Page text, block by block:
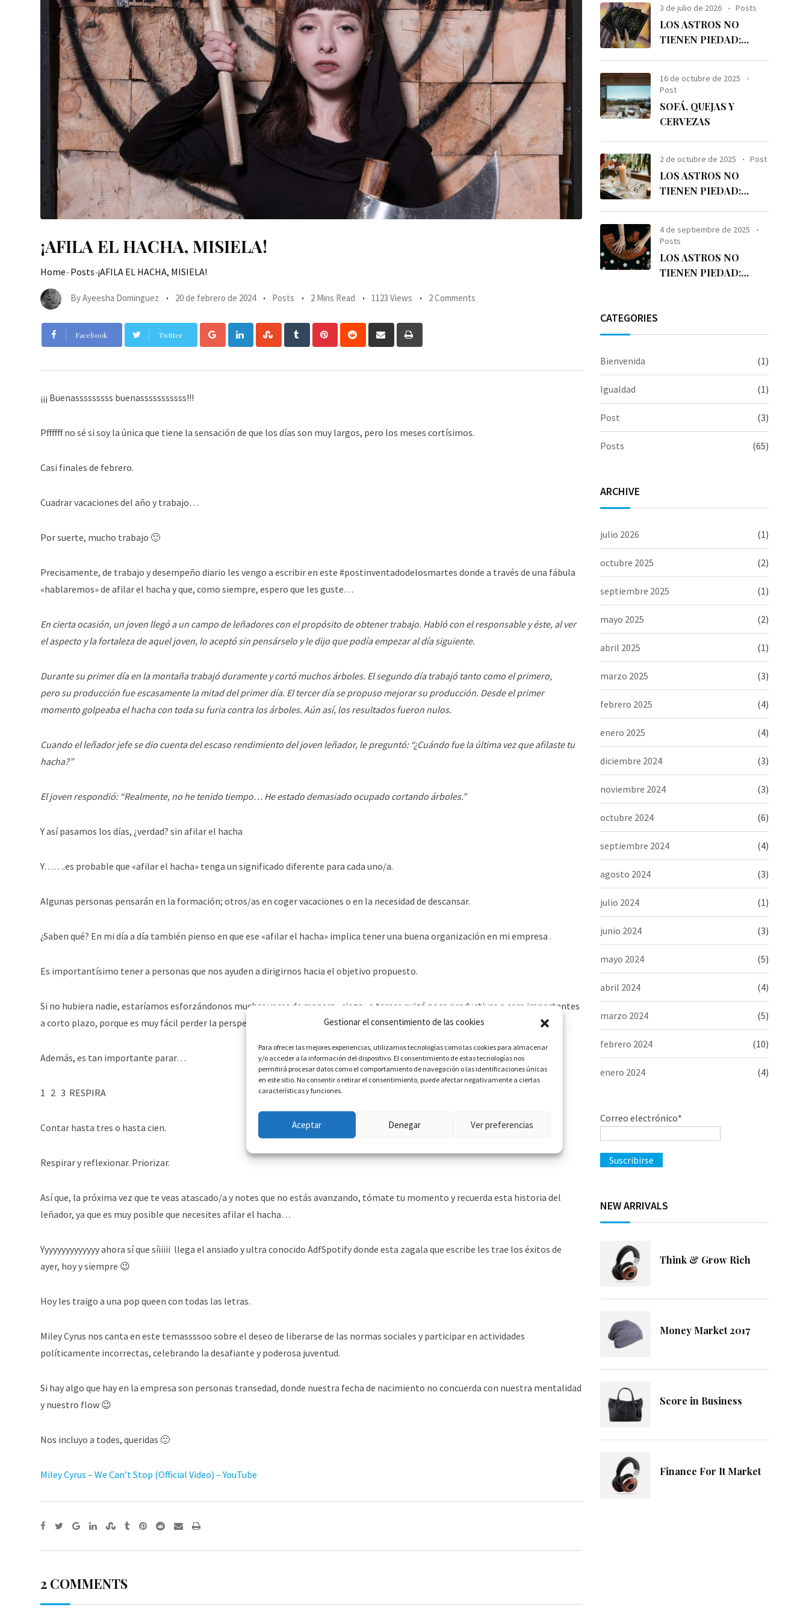
Gestionar el consentimiento de las cookies
Para ofrecer las mejores experiencias, utilizamos tecnologías como las cookies para almacenar
y/o acceder a la información del dispositivo. El consentimiento de estas tecnologías nos
permitirá procesar datos como el comportamiento de navegación o las identificaciones únicas
en este sitio. No consentir o retirar el consentimiento, puede afectar negativamente a ciertas
características y funciones.
Aceptar Denegar Ver preferencias
¡AFILA EL HACHA, MISIELA!
Home-Posts-¡AFILA EL HACHA, MISIELA!
ByAyeesha Dominguez 20 de febrero de 2024 Posts 2 Mins Read 1123 Views 2 Comments
Facebook Twitter Google+ LinkedIn StumbleUpon
Tumblr PinterestReddit
Share
via
¡¡¡ Buenasssssssss buenasssssssssss!!!
Pffffff no sé si soy la única que tiene la sensación de que los días son muy largos, pero los meses cortísimos.
Casi finales de febrero.
Cuadrar vacaciones del año y trabajo…
Por suerte, mucho trabajo 🙂
Precisamente, de trabajo y desempeño diario les vengo a escribir en este #postinventadodelosmartes donde a través de una fábula
«hablaremos» de afilar el hacha y que, como siempre, espero que les guste…
En cierta ocasión, un joven llegó a un campo de leñadores con el propósito de obtener trabajo. Habló con el responsable y éste, al ver
el aspecto y la fortaleza de aquel joven, lo aceptó sin pensárselo y le dijo que podía empezar al día siguiente.
Durante su primer día en la montaña trabajó duramente y cortó muchos árboles. El segundo día trabajó tanto como el primero,
pero su producción fue escasamente la mitad del primer día. El tercer día se propuso mejorar su producción. Desde el primer
momento golpeaba el hacha con toda su furia contra los árboles. Aún así, los resultados fueron nulos.
Cuando el leñador jefe se dio cuenta del escaso rendimiento del joven leñador, le preguntó: “¿Cuándo fue la última vez que afilaste tu
hacha?”
El joven respondió: “Realmente, no he tenido tiempo… He estado demasiado ocupado cortando árboles.”
Y así pasamos los días, ¿verdad? sin afilar el hacha
Y…….es probable que «afilar el hacha» tenga un significado diferente para cada uno/a.
Algunas personas pensarán en la formación; otros/as en coger vacaciones o en la necesidad de descansar.
¿Saben qué? En mi día a día también pienso en que ese «afilar el hacha» implica tener una buena organización en mi empresa .
Es importantísimo tener a personas que nos ayuden a dirigirnos hacia el objetivo propuesto.
Si no hubiera nadie, estaríamos esforzándonos muchas veces de manera «ciega» a tareas quizá poco productivas o cero importantes
a corto plazo, porque es muy fácil perder la perspectiva.
Además, es tan importante parar…
1 2 3 RESPIRA
Contar hasta tres o hasta cien.
Respirar y reflexionar. Priorizar.
Así que, la próxima vez que te veas atascado/a y notes que no estás avanzando, tómate tu momento y recuerda esta historia del
leñador, ya que es muy posible que necesites afilar el hacha…
Yyyyyyyyyyyyyy ahora sí que síiiiii llega el ansiado y ultra conocido AdfSpotify donde esta zagala que escribe les trae los éxitos de
ayer, hoy y siempre 😉
Hoy les traigo a una pop queen con todas las letras.
Miley Cyrus nos canta en este temassssoo sobre el deseo de liberarse de las normas sociales y participar en actividades
políticamente incorrectas, celebrando la desafiante y poderosa juventud.
Si hay algo que hay en la empresa son personas transedad, donde nuestra fecha de nacimiento no concuerda con nuestra mentalidad
y nuestro flow 😉
Nos incluyo a todes, queridas 🙂
Miley Cyrus – We Can’t Stop (Official Video) – YouTube
Google+LinkedInStumbleUpon
TumblrPinterest
Reddit SharePrint
2 COMMENTS
3 de julio de 2026 Posts
LOS ASTROS NO
TIENEN PIEDAD:
16 de octubre de 2025
Post
SOFÁ, QUEJAS Y
CERVEZAS
2 de octubre de 2025 Post
LOS ASTROS NO
TIENEN PIEDAD:
4 de septiembre de 2025
Posts
LOS ASTROS NO
TIENEN PIEDAD:
CATEGORIES
Bienvenida (1)
Igualdad (1)
Post (3)
Posts (65)
ARCHIVE
julio 2026 (1)
octubre 2025 (2)
septiembre 2025 (1)
mayo 2025 (2)
abril 2025 (1)
marzo 2025 (3)
febrero 2025 (4)
enero 2025 (4)
diciembre 2024 (3)
noviembre 2024 (3)
octubre 2024 (6)
septiembre 2024 (4)
agosto 2024 (3)
julio 2024 (1)
junio 2024 (3)
mayo 2024 (5)
abril 2024 (4)
marzo 2024 (5)
febrero 2024 (10)
enero 2024 (4)
Correo electrónico*
NEW ARRIVALS
Think & Grow Rich
Money Market 2017
Score in Business
Finance For It Market